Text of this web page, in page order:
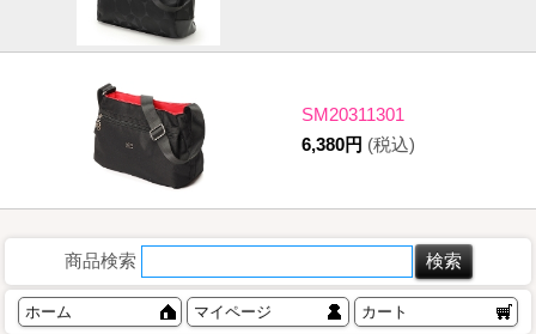
SM20311301
6,380円 (税込)
商品検索
ホーム マイページ カート